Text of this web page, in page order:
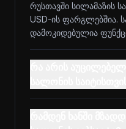
რუსთავში სილამაზის
USD-ის ფარგლებშია.
დამოკიდებულია